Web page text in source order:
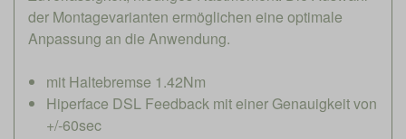
der Montagevarianten ermöglichen eine optimale
Anpassung an die Anwendung.
mit Haltebremse 1.42Nm
Hiperface DSL Feedback mit einer Genauigkeit von
+/-60sec